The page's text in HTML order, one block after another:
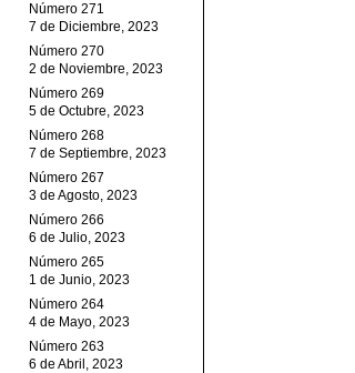
Número 271
7 de Diciembre, 2023
Número 270
2 de Noviembre, 2023
Número 269
5 de Octubre, 2023
Número 268
7 de Septiembre, 2023
Número 267
3 de Agosto, 2023
Número 266
6 de Julio, 2023
Número 265
1 de Junio, 2023
Número 264
4 de Mayo, 2023
Número 263
6 de Abril, 2023